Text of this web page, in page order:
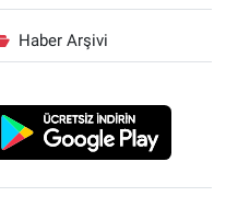
Haber Arşivi